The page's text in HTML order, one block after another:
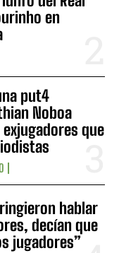
en
put4
Noboa
que
hablar
decían que
jugadores”